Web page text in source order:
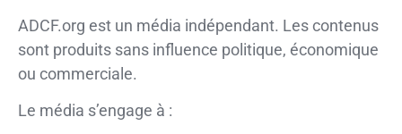
ADCF.org est un média indépendant. Les contenus
sont produits sans influence politique, économique
ou commerciale.
Le média s’engage à :